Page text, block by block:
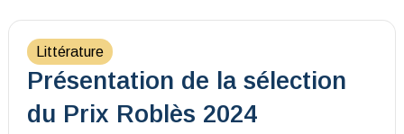
Littérature
Présentation de la sélection
du Prix Roblès 2024